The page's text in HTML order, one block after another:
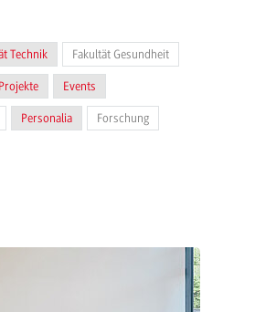
Technik Fakultät Gesundheit
Projekte Events
Personalia Forschung